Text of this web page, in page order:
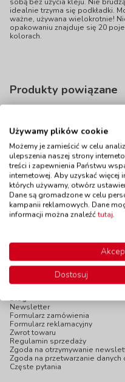
idealnie trzyma się podkładki.
ważne, używana wielokrotnie!
opakowaniu znajduje się 20
kolorach.
Produkty powiązane
Taca do różnych gier
kod: TS1004
DostępnośćW magazynie
do 5 dni
125,00 zł
Do koszyka
INFOPANEL
Blog
Newsletter
Formularz zamówienia
Formularz reklamacyjny
Zwrot towaru
Regulamin sprzedaży
Zgoda na otrzymywanie
Zgoda na przetwarzanie danych
Częste pytania
Używamy plików cookie
Możemy je zamieścić w celu
ulepszenia naszej strony
treści i zapewnienia Państwu
internetowej. Aby uzyskać
których używamy, otwórz
Dane są gromadzone w celu
kampanii reklamowych. Dane
informacji można znaleźćtutaj.
Dostosuj